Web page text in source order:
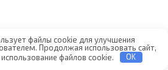
файлы cookie для улучшения
Продолжая использовать сайт,
файлов cookie.
OK